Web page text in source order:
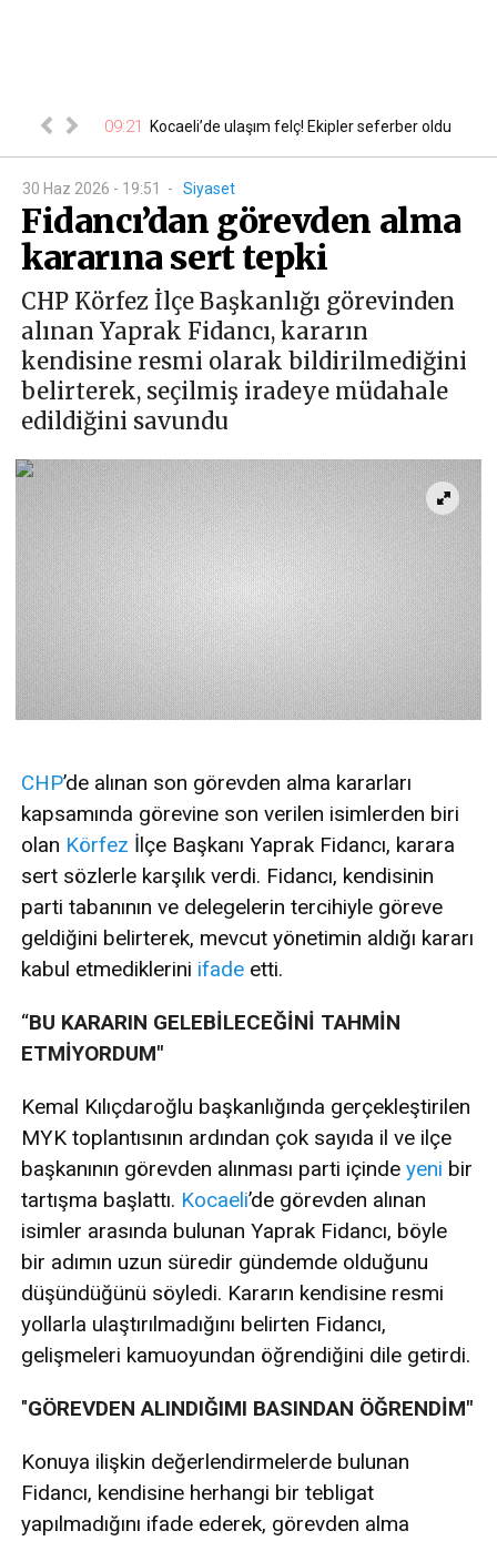
09:21 Kocaeli’de ulaşım felç! Ekipler seferber oldu
30 Haz 2026 - 19:51 - Siyaset
Fidancı’dan görevden alma
kararına sert tepki
CHP Körfez İlçe Başkanlığı görevinden
alınan Yaprak Fidancı, kararın
kendisine resmi olarak bildirilmediğini
belirterek, seçilmiş iradeye müdahale
edildiğini savundu
CHP’de alınan son görevden alma kararları
kapsamında görevine son verilen isimlerden biri
olan Körfez İlçe Başkanı Yaprak Fidancı, karara
sert sözlerle karşılık verdi. Fidancı, kendisinin
parti tabanının ve delegelerin tercihiyle göreve
geldiğini belirterek, mevcut yönetimin aldığı kararı
kabul etmediklerini ifade etti.
“BU KARARIN GELEBİLECEĞİNİ TAHMİN
ETMİYORDUM"
Kemal Kılıçdaroğlu başkanlığında gerçekleştirilen
MYK toplantısının ardından çok sayıda il ve ilçe
başkanının görevden alınması parti içinde yeni bir
tartışma başlattı. Kocaeli’de görevden alınan
isimler arasında bulunan Yaprak Fidancı, böyle
bir adımın uzun süredir gündemde olduğunu
düşündüğünü söyledi. Kararın kendisine resmi
yollarla ulaştırılmadığını belirten Fidancı,
gelişmeleri kamuoyundan öğrendiğini dile getirdi.
"GÖREVDEN ALINDIĞIMI BASINDAN ÖĞRENDİM"
Konuya ilişkin değerlendirmelerde bulunan
Fidancı, kendisine herhangi bir tebligat
yapılmadığını ifade ederek, görevden alma